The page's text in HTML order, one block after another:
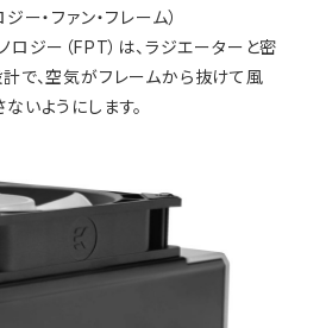
ー・ファン・フレーム）
ロジー（FPT）は、ラジエーターと密
で、空気がフレームから抜けて風
いようにします。